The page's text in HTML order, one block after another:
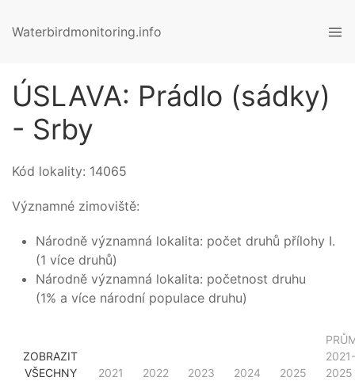
Waterbirdmonitoring.info
ÚSLAVA: Prádlo (sádky)
- Srby
Kód lokality: 14065
Významné zimoviště:
Národně významná lokalita: počet druhů přílohy I.
(1 více druhů)
Národně významná lokalita: početnost druhu
(1% a více národní populace druhu)
ZOBRAZIT
VŠECHNY
2021 2022 2023 2024 2025
2021-
2025